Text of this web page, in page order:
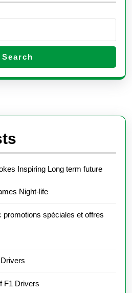
Search
Inspiring Long term future
Night-life
promotions spéciales et offres
F1 Drivers